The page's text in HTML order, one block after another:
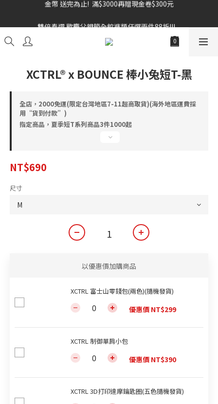
XCTRL® x BOUNCE 棒小兔短T-黑
全店，2000免運(限定台灣地區7-11超商取貨)(海外地區運費採
用“貨到付款”)
指定商品，夏季短T系列商品3件1000起
NT$690
尺寸
以優惠價加購商品
XCTRL 富士山零錢包(兩色)(隨機發貨)
優惠價 NT$299
XCTRL 制御單肩小包
優惠價 NT$390
XCTRL 3D打印達摩鑰匙圈(五色隨機發貨)